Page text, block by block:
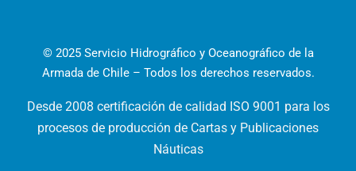
© 2025 Servicio Hidrográfico y Oceanográfico de la
Armada de Chile – Todos los derechos reservados.
Desde 2008 certificación de calidad ISO 9001 para los
procesos de producción de Cartas y Publicaciones
Náuticas